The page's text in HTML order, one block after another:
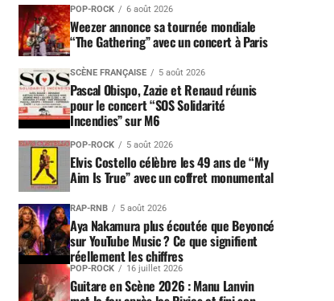
POP-ROCK 6 août 2026
Weezer annonce sa tournée mondiale
“The Gathering” avec un concert à Paris
SCÈNE FRANÇAISE 5 août 2026
Pascal Obispo, Zazie et Renaud réunis
pour le concert “SOS Solidarité
Incendies” sur M6
POP-ROCK 5 août 2026
Elvis Costello célèbre les 49 ans de “My
Aim Is True” avec un coffret monumental
RAP-RNB 5 août 2026
Aya Nakamura plus écoutée que Beyoncé
sur YouTube Music ? Ce que signifient
réellement les chiffres
POP-ROCK 16 juillet 2026
Guitare en Scène 2026 : Manu Lanvin